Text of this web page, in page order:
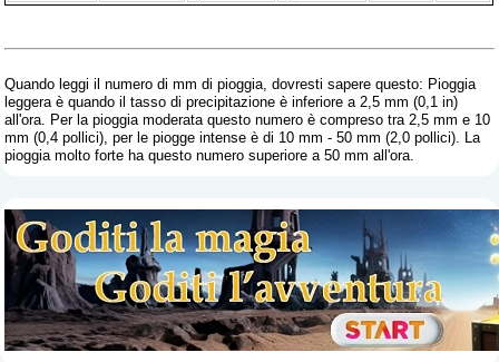
Quando leggi il numero di mm di pioggia, dovresti sapere questo: Pioggia
leggera è quando il tasso di precipitazione è inferiore a 2,5 mm (0,1 in)
all'ora. Per la pioggia moderata questo numero è compreso tra 2,5 mm e 10
mm (0,4 pollici), per le piogge intense è di 10 mm - 50 mm (2,0 pollici). La
pioggia molto forte ha questo numero superiore a 50 mm all'ora.